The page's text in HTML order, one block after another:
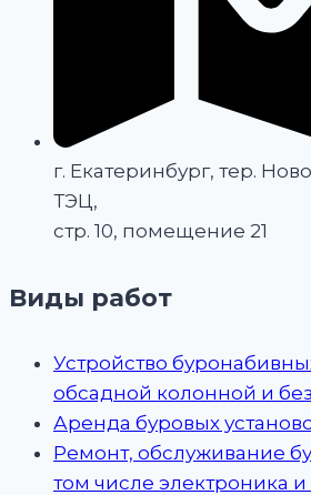
г. Екатеринбург, тер.
ТЭЦ,
стр. 10, помещение 21
Виды работ
Устройство
обсадной колонной и без
Аренда буровых
Ремонт, обслуживание
том числе электроника